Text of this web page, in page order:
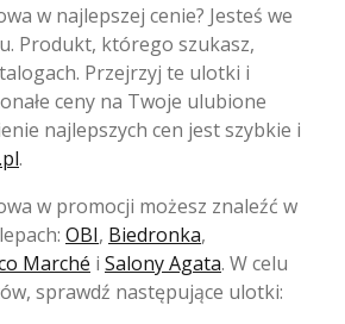
w najlepszej cenie? Jesteś we
Produkt, którego szukasz,
Przejrzyj te ulotki i
ceny na Twoje ulubione
najlepszych cen jest szybkie i
.
w promocji możesz znaleźć w
OBI, Biedronka,
Marché i Salony Agata. W celu
sprawdź następujące ulotki: